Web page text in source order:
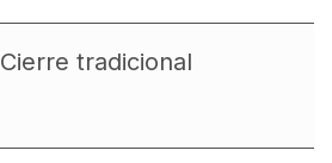
Cierre tradicional